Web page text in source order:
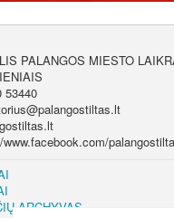
PALANGOS MIESTO
53440
ARCHYVAS